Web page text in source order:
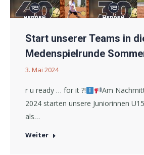
Start unserer Teams in
Medenspielrunde
3. Mai 2024
r u ready … for it ?!
Am
2024 starten unsere Juniorinnen U15
als…
Weiter